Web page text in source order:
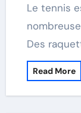
Le tennis est un sport qui a connu de
Des
Read More